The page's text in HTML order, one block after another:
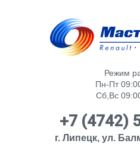
Режим
Пн-Пт
Сб,Вс
+7 (4742)
г. Липецк, ул.